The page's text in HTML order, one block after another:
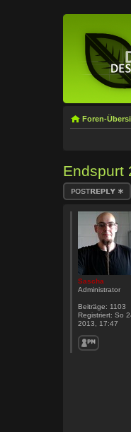
Foren-
Endspurt
Antwort erstellen
Sascha
Administrator
Beiträge: 1103
Registriert: So
2013, 17:47